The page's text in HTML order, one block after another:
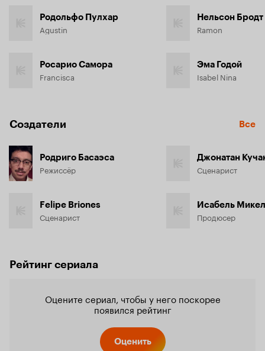
Родольфо Пулхар
Agustin
Росарио Самора
Francisca
Нельсон Бродт
Ramon
Эма Годой
Isabel Nina
Создатели Все
Родриго Басаэса
Режиссёр
Felipe Briones
Сценарист
Джонатан
Сценарист
Исабель
Продюсер
Рейтинг сериала
Оцените сериал, чтобы у него поскорее
появился рейтинг
Оценить